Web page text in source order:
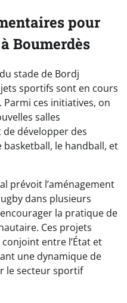
pour
Boumerdès
stade de Bordj
sportifs sont en cours
Parmi ces initiatives, on
salles
développer des
le handball, et
prévoit l’aménagement
dans plusieurs
la pratique de
Ces projets
entre l’État et
une dynamique de
le secteur sportif